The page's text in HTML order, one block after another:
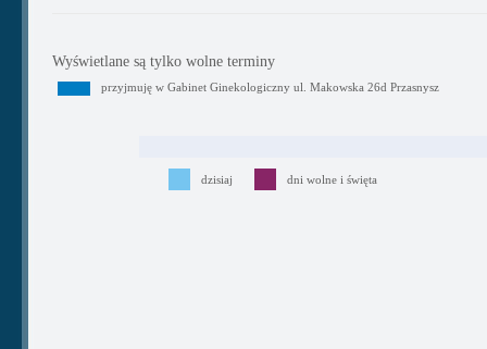
Wyświetlane są tylko wolne terminy
przyjmuję w Gabinet Ginekologiczny ul. Makowska 26d Przasnysz
dzisiaj dni wolne i święta